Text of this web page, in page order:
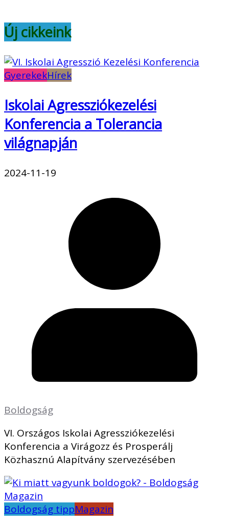
Új cikkeink
GyerekekHírek
Iskolai Agressziókezelési
Konferencia a Tolerancia
világnapján
2024-11-19
Boldogság
VI. Országos Iskolai Agressziókezelési
Konferencia a Virágozz és Prosperálj
Közhasznú Alapítvány szervezésében
Boldogság tippMagazin